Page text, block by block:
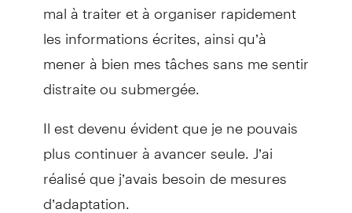
mal à traiter et à organiser rapidement
les informations écrites, ainsi qu’à
mener à bien mes tâches sans me sentir
distraite ou submergée.
Il est devenu évident que je ne pouvais
plus continuer à avancer seule. J’ai
réalisé que j’avais besoin de mesures
d’adaptation.